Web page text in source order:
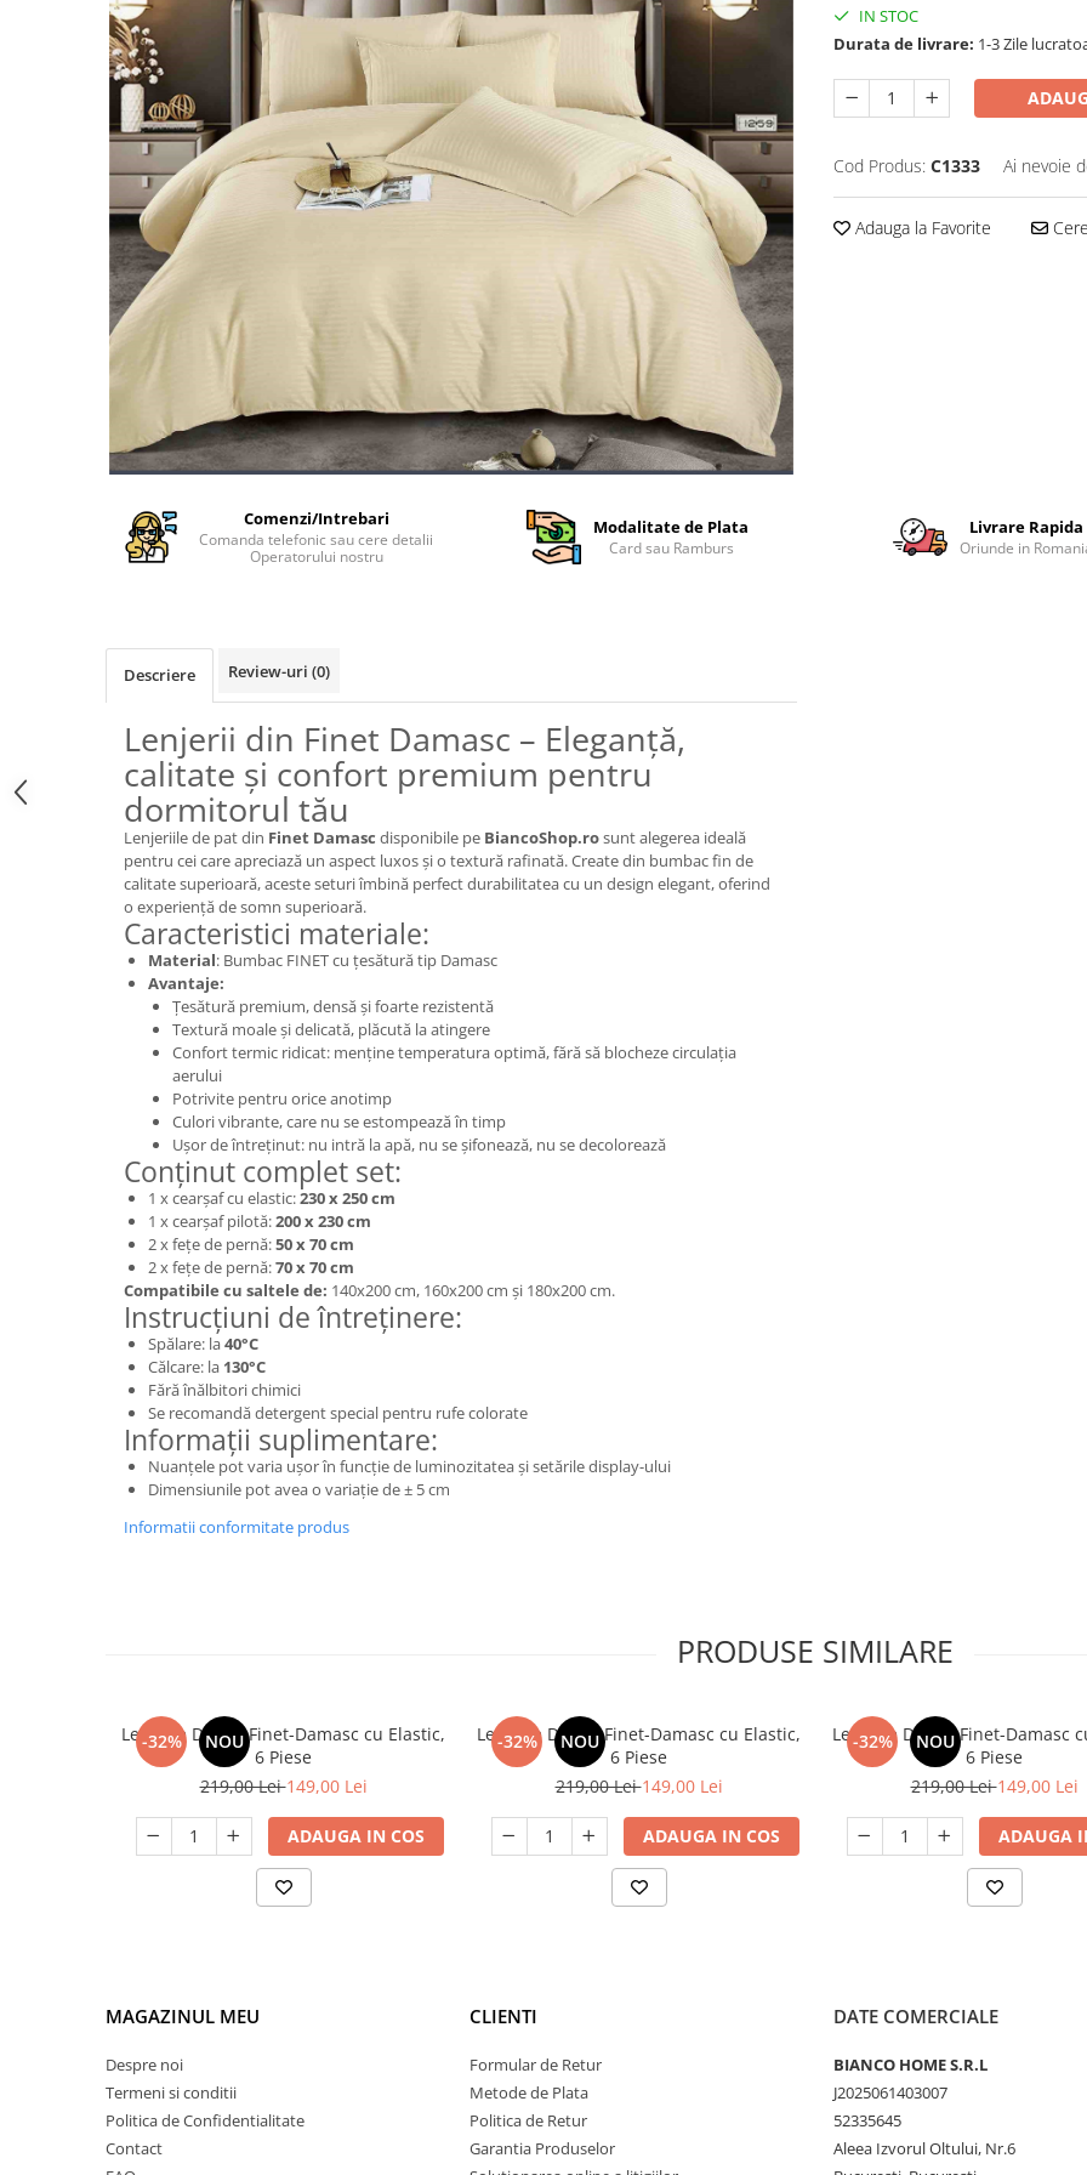
Cearceaf Normal
Lenjerii Pat Imprimeu 5D cu Elastic
Cearceaf cu Elastic pat 1 Persoana
Cearceaf cu Elastic pat 2 Persoane
Lenjerii Pat Inimi Brodate
Lenjerii Pat, Bumbac-Finet
Premium, 1 Persoana
Lenjerii Pat, Bumbac-Finet
Premium, 2 Persoane
Cearceaf cu Elastic
Cearceaf Normal
IN STOC
Durata de livrare: 1-3 Zile
Cod Produs: C1333 Ai nevoie
Adauga la Favorite
Comenzi/Intrebari
Comanda telefonic sau cere detalii
Operatorului nostru
Modalitate de Plata
Card sau Ramburs
Livrare Rapida
Oriunde in
Descriere Review-uri (0)
Lenjerii din Finet Damasc – Eleganță,
calitate și confort premium pentru
dormitorul tău
Lenjeriile de pat din Finet Damasc disponibile pe BiancoShop.rosunt alegerea ideală
pentru cei care apreciază un aspect luxos și o textură rafinată. Create din bumbac fin de
calitate superioară, aceste seturi îmbină perfect durabilitatea cu un design elegant, oferind
o experiență de somn superioară.
Caracteristici materiale:
Material: Bumbac FINET cu țesătură tip Damasc
Avantaje:
Țesătură premium, densă și foarte rezistentă
Textură moale și delicată, plăcută la atingere
Confort termic ridicat: menține temperatura optimă, fără să blocheze circulația
aerului
Potrivite pentru orice anotimp
Culori vibrante, care nu se estompează în timp
Ușor de întreținut: nu intră la apă, nu se șifonează, nu se decolorează
Conținut complet set:
1 x cearșaf cu elastic:230 x 250 cm
1 x cearșaf pilotă:200 x 230 cm
2 x fețe de pernă:50 x 70 cm
2 x fețe de pernă:70 x 70 cm
Compatibile cu saltele de: 140x200 cm, 160x200 cm și 180x200 cm.
Instrucțiuni de întreținere:
Spălare: la40°C
Călcare: la 130°C
Fără înălbitori chimici
Se recomandă detergent special pentru rufe colorate
Informații suplimentare:
Nuanțele pot varia ușor în funcție de luminozitatea și setările display-ului
Dimensiunile pot avea o variație de ± 5 cm
Informatii conformitate produs
PRODUSE SIMILARE
-32% NOU
Lenjerie De Pat Finet-Damasc cu Elastic,
6 Piese
219,00 Lei149,00 Lei
ADAUGA IN COS
-32% NOU
Lenjerie De Pat Finet-Damasc cu Elastic,
6 Piese
219,00 Lei149,00 Lei
ADAUGA IN COS
-32% NOU
Lenjerie De Pat Finet-Damasc
6 Piese
219,00 Lei149,00 Lei
ADAUGA
MAGAZINUL MEU
Despre noi
Termeni si conditii
Politica de Confidentialitate
Contact
CLIENTI
Formular de Retur
Metode de Plata
Politica de Retur
Garantia Produselor
DATE COMERCIALE
BIANCO HOME S.R.L
J2025061403007
52335645
Aleea Izvorul Oltului, Nr.6